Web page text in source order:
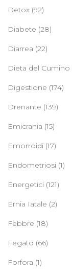
Detox (92)
Diabete (28)
Diarrea (22)
Dieta del Cumino
Digestione (174)
Drenante (139)
Emicrania (15)
Emorroidi (17)
Endometriosi (1)
Energetici (121)
Ernia Iatale (2)
Febbre (18)
Fegato (66)
Forfora (1)